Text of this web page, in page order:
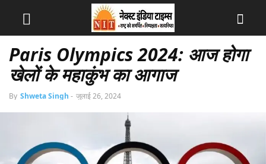
Paris Olympics 2024: आज होगा
खेलों के महाकुंभ का आगाज
By Shweta Singh - जुलाई 26, 2024